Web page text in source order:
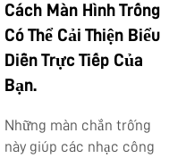
Cách Màn Hình Trống
Có Thể Cải Thiện Biểu
Diễn Trực Tiếp Của
Bạn.
Những màn chắn trống
này giúp các nhạc công